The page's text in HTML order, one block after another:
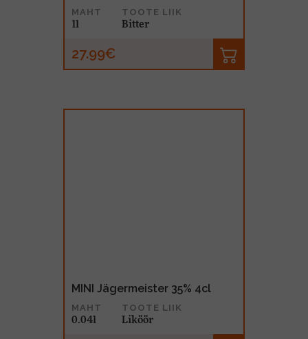
MAHT
1l
TOOTE LIIK
Bitter
27.99€
MINI Jägermeister 35% 4cl
MAHT
0.04l
TOOTE LIIK
Liköör